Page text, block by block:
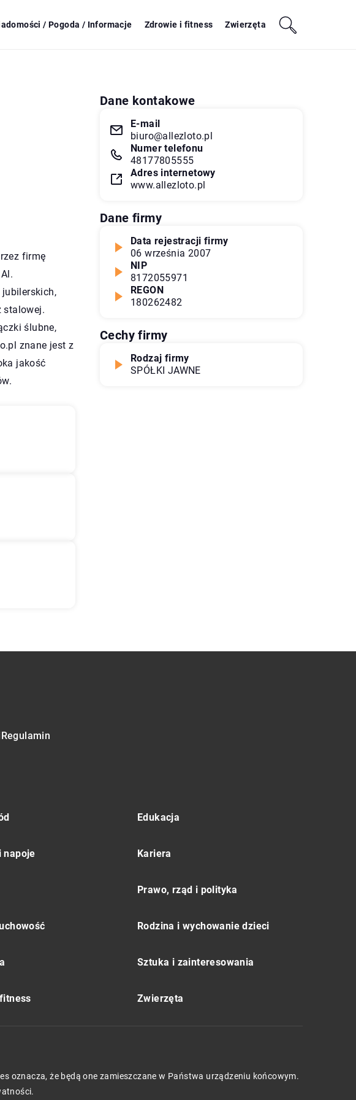
/ Pogoda / Informacje Zdrowie i fitness Zwierzęta
firmę
jubilerskich,
stalowej.
ślubne,
znane jest z
jakość
Dane kontakowe
E-mail
biuro@allezloto.pl
Numer telefonu
48177805555
Adres internetowy
www.allezloto.pl
Dane firmy
Data rejestracji firmy
06 września 2007
NIP
8172055971
REGON
180262482
Cechy firmy
Rodzaj firmy
SPÓŁKI JAWNE
Regulamin
Edukacja
napoje Kariera
Prawo, rząd i polityka
Rodzina i wychowanie dzieci
Sztuka i zainteresowania
Zwierzęta
oznacza, że będą one zamieszczane w Państwa urządzeniu końcowym.
.